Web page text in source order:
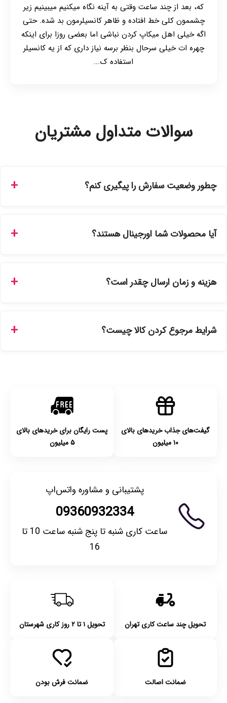
که، بعد از چند ساعت وقتی به آینه نگاه میکنیم میبینیم زیر
چشممون کلی خط افتاده و ظاهر کانسیلرمون بد شده. حتی
اگه خیلی اهل میکاپ کردن نباشی اما بعضی روزا برای اینکه
چهره ات خیلی سرحال بنظر برسه نیاز داری که از یه کانسیلر
استفاده ک...
سوالات متداول مشتریان
چطور وضعیت سفارش را پیگیری کنم؟
سفارشات در سایت، وضعیت لحظه‌ای مرسوله را مشاهده کنید.
آیا محصولات شما اورجینال هستند؟
نمایندگی‌های معتبر تهیه شده و دارای بچ‌کد قابل استعلام هستند.
هزینه و زمان ارسال چقدر است؟
انتخاب کنید و برای شهرستان‌ها بین یک الی ۳ روز کاری از طریق
شرایط مرجوع کردن کالا چیست؟
گیفت‌های جذاب خریدهای بالای
۱۰ میلیون
پست رایگان برای خریدهای بالای
۵ میلیون
پشتیبانی و مشاوره واتس‌اپ
09360932334
ساعت کاری شنبه تا پنج شنبه ساعت 10 تا
16
تحویل چند ساعت کاری تهران تحویل ۱ تا ۲ روز کاری شهرستان
ضمانت اصالت ضمانت فرش بودن